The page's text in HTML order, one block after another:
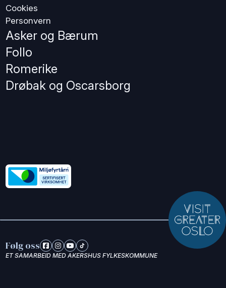
Cookies
Personvern
Asker og Bærum
Follo
Romerike
Drøbak og Oscarsborg
Følg oss
ET SAMARBEID MED AKERSHUS FYLKESKOMMUNE